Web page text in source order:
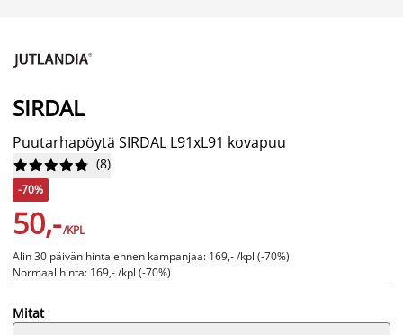
SIRDAL
Puutarhapöytä SIRDAL L91xL91 kovapuu





 (8)
-70%
50,-/KPL
Alin 30 päivän hinta ennen kampanjaa: 169,- /kpl (-70%)
Normaalihinta: 169,- /kpl (-70%)
Mitat